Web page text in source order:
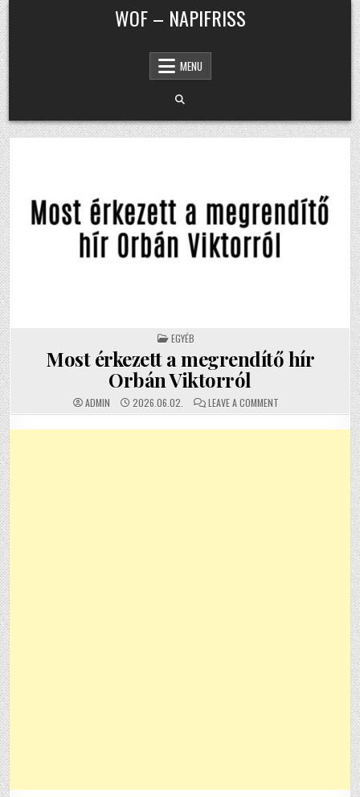
Skip to content WOF – NAPIFRISS
MENU
POSTED IN
EGYÉB
Most érkezett a megrendítő hír
Orbán Viktorról
ADMIN 2026.06.02. LEAVE A COMMENT ON MOST